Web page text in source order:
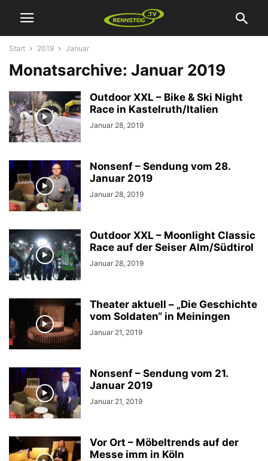
Start 2019 Januar
Monatsarchive: Januar 2019
Outdoor XXL – Bike & Ski Night
Race in Kastelruth/Italien
Januar 28, 2019
Nonsenf – Sendung vom 28.
Januar 2019
Januar 28, 2019
Outdoor XXL – Moonlight Classic
Race auf der Seiser Alm/Südtirol
Januar 28, 2019
Theater aktuell – „Die Geschichte
vom Soldaten“ in Meiningen
Januar 21, 2019
Nonsenf – Sendung vom 21.
Januar 2019
Januar 21, 2019
Vor Ort – Möbeltrends auf der
Messe imm in Köln